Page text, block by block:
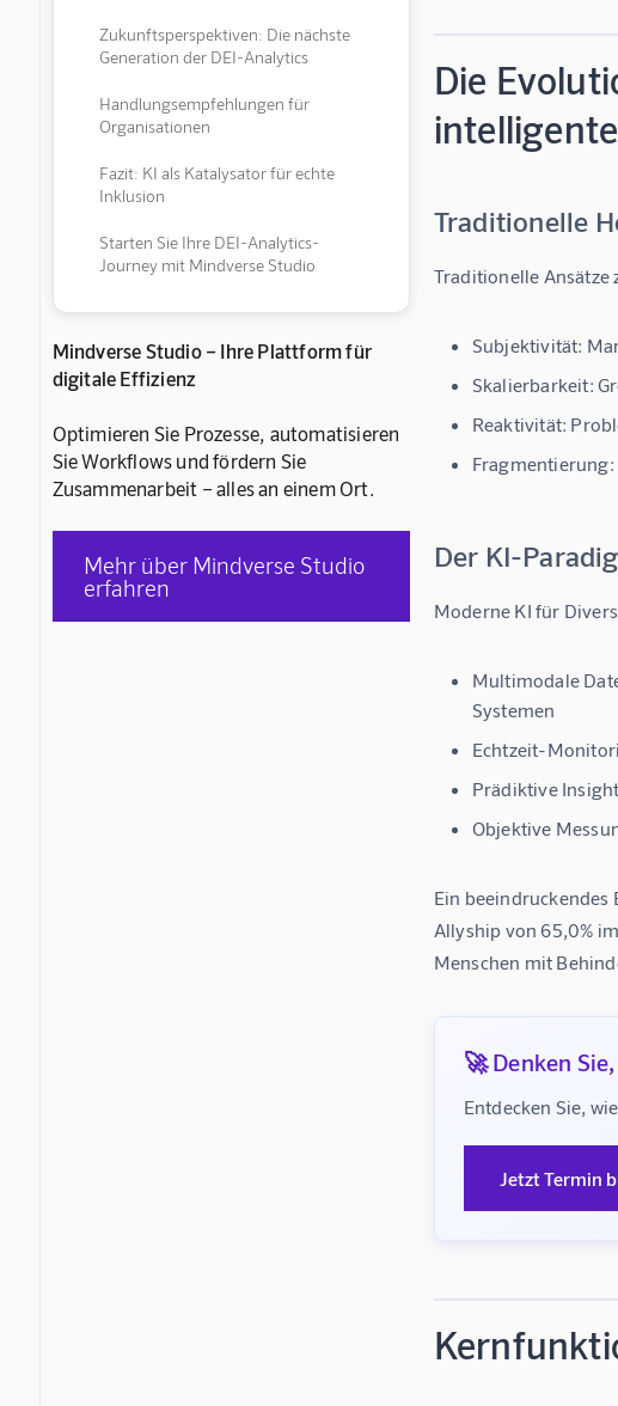
Zukunftsperspektiven: Die nächste
Generation der DEI-Analytics
Handlungsempfehlungen für
Organisationen
Fazit: KI als Katalysator für echte
Inklusion
Starten Sie Ihre DEI-Analytics-
Journey mit Mindverse Studio
Mindverse Studio – Ihre Plattform für
digitale Effizienz
Optimieren Sie Prozesse, automatisieren
Sie Workflows und fördern Sie
Zusammenarbeit – alles an einem Ort.
Mehr über Mindverse Studio
erfahren
Die
Traditionelle
Traditionelle Ansätze
Subjektivität:
Skalierbarkeit:
Reaktivität:
Fragmentierung:
Der KI-
Moderne KI für
Multimodale
Systemen
Echtzeit-
Prädiktive
Objektive
Ein beeindruckendes
Allyship von 65,0%
Menschen mit
🚀 Denken
Entdecken Sie,
Jetzt Termin